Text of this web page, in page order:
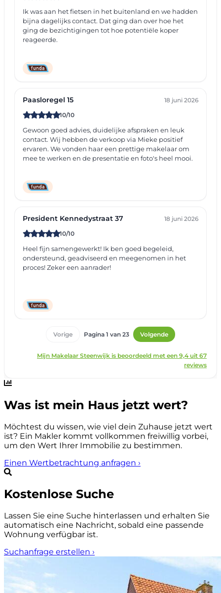
Was ist mein Haus jetzt wert?
Möchtest du wissen, wie viel dein Zuhause jetzt wert
ist? Ein Makler kommt vollkommen freiwillig vorbei,
um den Wert Ihrer Immobilie zu bestimmen.
Einen Wertbetrachtung anfragen ›
Kostenlose Suche
Lassen Sie eine Suche hinterlassen und erhalten Sie
automatisch eine Nachricht, sobald eine passende
Wohnung verfügbar ist.
Suchanfrage erstellen ›